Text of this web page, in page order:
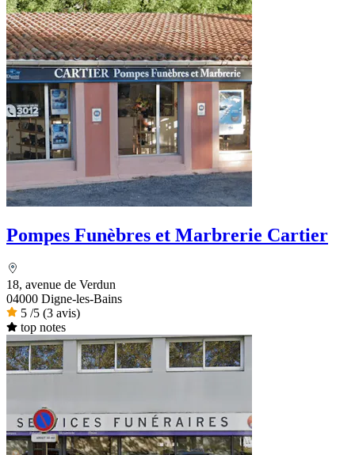
Pompes Funèbres et Marbrerie Cartier
18, avenue de Verdun
04000 Digne-les-Bains
5 /5 (3 avis)
top notes